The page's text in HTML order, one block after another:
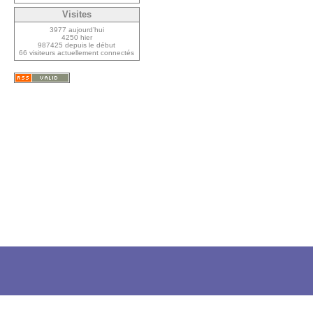
Visites
3977 aujourd’hui
4250 hier
987425 depuis le début
66 visiteurs actuellement connectés